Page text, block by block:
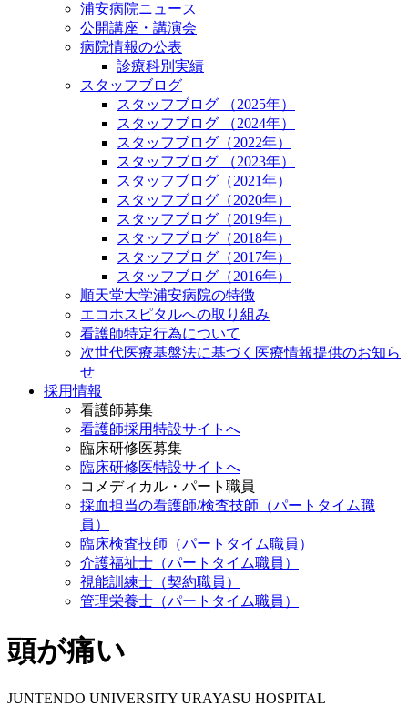
浦安病院ニュース
公開講座・講演会
病院情報の公表
診療科別実績
スタッフブログ
スタッフブログ （2025年）
スタッフブログ （2024年）
スタッフブログ（2022年）
スタッフブログ （2023年）
スタッフブログ（2021年）
スタッフブログ（2020年）
スタッフブログ（2019年）
スタッフブログ（2018年）
スタッフブログ（2017年）
スタッフブログ（2016年）
順天堂大学浦安病院の特徴
エコホスピタルへの取り組み
看護師特定行為について
次世代医療基盤法に基づく医療情報提供のお知ら
せ
採用情報
看護師募集
看護師採用特設サイトへ
臨床研修医募集
臨床研修医特設サイトへ
コメディカル・パート職員
採血担当の看護師/検査技師（パートタイム職
員）
臨床検査技師（パートタイム職員）
介護福祉士（パートタイム職員）
視能訓練士（契約職員）
管理栄養士（パートタイム職員）
頭が痛い
JUNTENDO UNIVERSITY URAYASU HOSPITAL